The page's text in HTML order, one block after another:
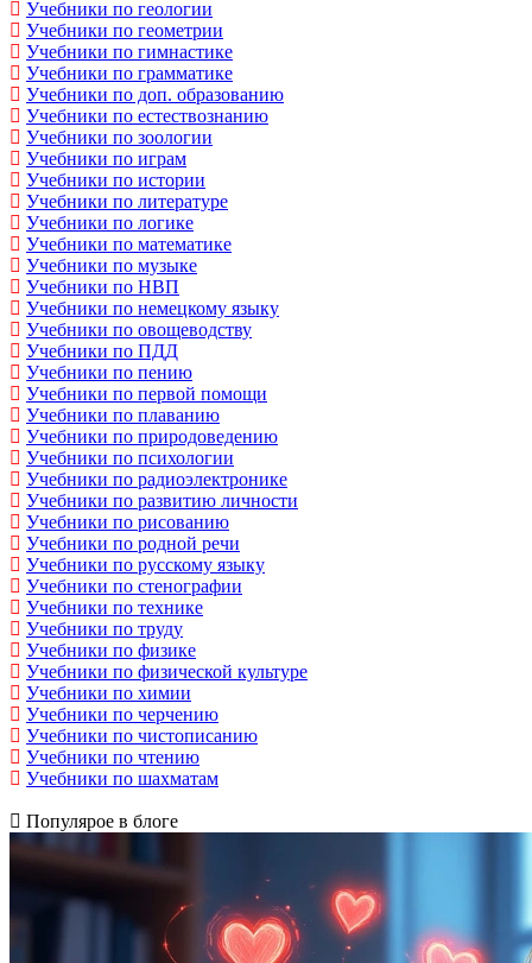
Учебники по геологии
Учебники по геометрии
Учебники по гимнастике
Учебники по грамматике
Учебники по доп. образованию
Учебники по естествознанию
Учебники по зоологии
Учебники по играм
Учебники по истории
Учебники по литературе
Учебники по логике
Учебники по математике
Учебники по музыке
Учебники по НВП
Учебники по немецкому языку
Учебники по овощеводству
Учебники по ПДД
Учебники по пению
Учебники по первой помощи
Учебники по плаванию
Учебники по природоведению
Учебники по психологии
Учебники по радиоэлектронике
Учебники по развитию личности
Учебники по рисованию
Учебники по родной речи
Учебники по русскому языку
Учебники по стенографии
Учебники по технике
Учебники по труду
Учебники по физике
Учебники по физической культуре
Учебники по химии
Учебники по черчению
Учебники по чистописанию
Учебники по чтению
Учебники по шахматам
Популярое в блоге